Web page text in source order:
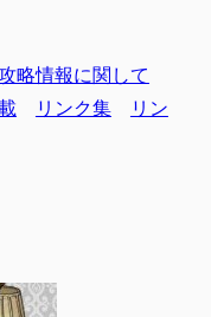
略情報に関して
リンク集
リン